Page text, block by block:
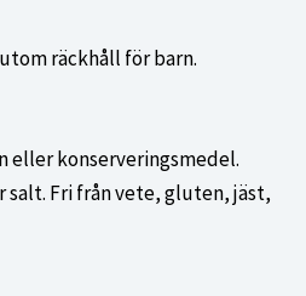
räckhåll för barn.
eller konserveringsmedel.
Fri från vete, gluten, jäst,